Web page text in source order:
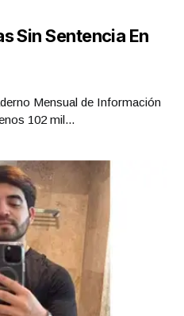
Sin Sentencia En
Mensual de Información
102 mil...